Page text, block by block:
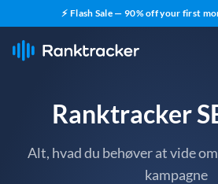
⚡ Flash Sale — 90% off your first
Ranktracker
Alt, hvad du behøver at vide
kampagne